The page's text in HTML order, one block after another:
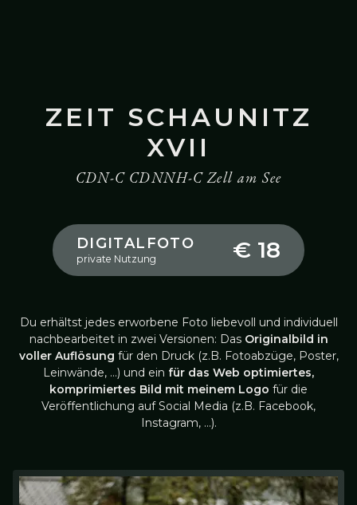
ZEIT SCHAUNITZ
XVII
CDN-C CDNNH-C Zell am See
DIGITALFOTO
private Nutzung € 18
Du erhältst jedes erworbene Foto liebevoll und individuell
nachbearbeitet in zwei Versionen: Das Originalbild in
voller Auflösung für den Druck (z.B. Fotoabzüge, Poster,
Leinwände, …) und ein für das Web optimiertes,
komprimiertes Bild mit meinem Logo für die
Veröffentlichung auf Social Media (z.B. Facebook,
Instagram, …).